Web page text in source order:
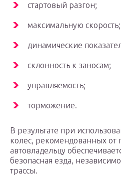
стартовый разгон;
максимальную скорость;
динамические
склонность к заносам;
управляемость;
торможение.
В результате при
колес, рекомендованных от
автовладельцу
безопасная езда,
трассы.